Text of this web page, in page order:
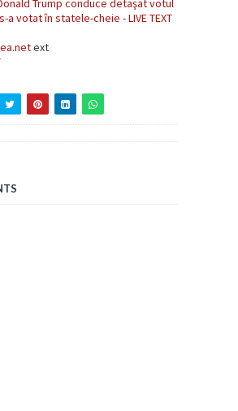
Trump conduce detaşat votul
a votat în statele-cheie - LIVE TEXT
ext